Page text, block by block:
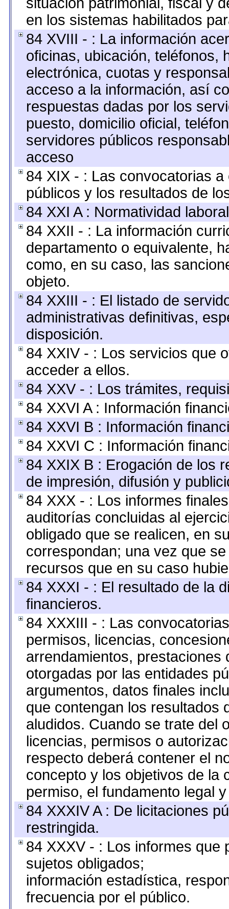
en los sistemas habilitados
84 XVIII - : La información
oficinas, ubicación, teléfonos,
electrónica, cuotas y
acceso a la información, así
respuestas dadas por los
puesto, domicilio oficial,
servidores públicos
acceso
84 XIX - : Las convocatorias
públicos y los resultados de
84 XXI A : Normatividad
84 XXII - : La información
departamento o equivalente,
como, en su caso, las
objeto.
84 XXIII - : El listado de
administrativas definitivas,
disposición.
84 XXIV - : Los servicios que
acceder a ellos.
84 XXV - : Los trámites,
84 XXVI A : Información
84 XXVI B : Información
84 XXVI C : Información
84 XXIX B : Erogación de los
de impresión, difusión y
84 XXX - : Los informes
auditorías concluidas al
obligado que se realicen, en
correspondan; una vez que
recursos que en su caso
84 XXXI - : El resultado de la
financieros.
84 XXXIII - : Las
permisos, licencias,
arrendamientos,
otorgadas por las entidades
argumentos, datos finales
que contengan los resultados
aludidos. Cuando se trate del
licencias, permisos o
respecto deberá contener el
concepto y los objetivos de la
permiso, el fundamento legal
84 XXXIV A : De licitaciones
restringida.
84 XXXV - : Los informes que
sujetos obligados;
información estadística,
frecuencia por el público.